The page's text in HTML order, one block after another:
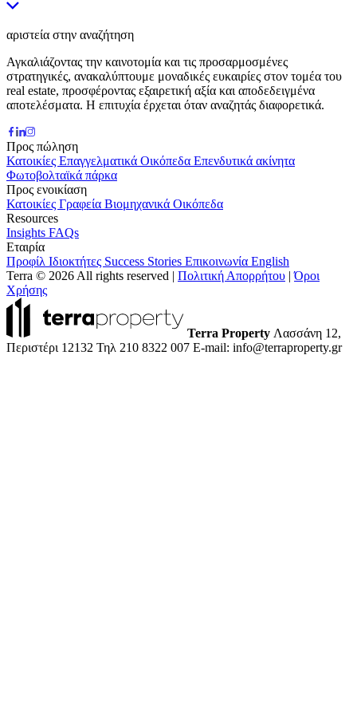
αριστεία στην αναζήτηση
Αγκαλιάζοντας την καινοτομία και τις προσαρμοσμένες
στρατηγικές, ανακαλύπτουμε μοναδικές ευκαιρίες στον τομέα του
real estate, προσφέροντας εξαιρετική αξία και αποδεδειγμένα
αποτελέσματα. Η επιτυχία έρχεται όταν αναζητάς διαφορετικά.
Προς πώληση
Κατοικίες Επαγγελματικά Οικόπεδα Επενδυτικά ακίνητα
Φωτοβολταϊκά πάρκα
Προς ενοικίαση
Κατοικίες Γραφεία Βιομηχανικά Οικόπεδα
Resources
Insights FAQs
Εταιρία
Προφίλ Ιδιοκτήτες Success Stories Επικοινωνία English
Terra © 2026 All rights reserved | Πολιτική Απορρήτου |Όροι
Χρήσης
Terra Property Λασσάνη 12,
Περιστέρι 12132 Τηλ 210 8322 007 E-mail: info@terraproperty.gr